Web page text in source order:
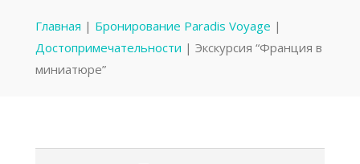
Главная | Бронирование Paradis Voyage |
Достопримечательности | Экскурсия “Франция в
миниатюре”